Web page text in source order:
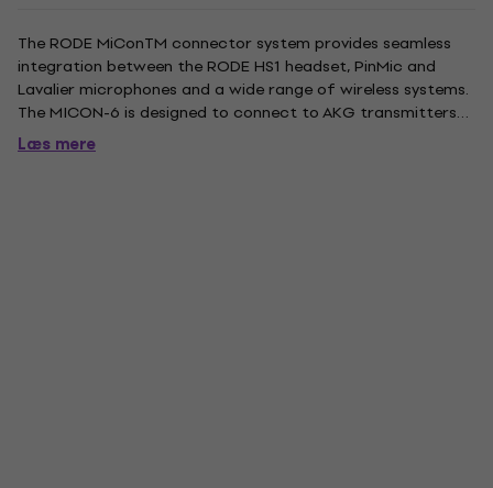
The RODE MiConTM connector system provides seamless
integration between the RODE HS1 headset, PinMic and
Lavalier microphones and a wide range of wireless systems.
The MICON-6 is designed to connect to AKG transmitters
PT40, PT60, PT61, PT80, PT400, PT2000 and PT4000, as well
as the Audix RAD-360. Dimensions: 36 x 13 x 10,5 mm. Weight:
Læs mere